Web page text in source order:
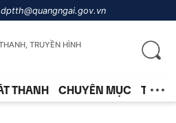
dptth@quangngai.gov.vn
TRUYỀN HÌNH
THANH CHUYÊN MỤC TIN